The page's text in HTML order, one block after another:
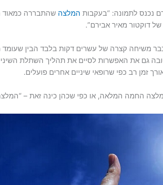
נכנס לתמונה: “בעקבות המלצה שהתבררה כמאוד
דוקטור מאיר אבירם”.
משיחה קצרה של עשרים דקות בלבד הבין שעומד
גם את האפשרות לסיים את תהליך השתלת
זמן רב כפי שרופאי שיניים אחרים פועלים.
החמה המלאה, או כפי שכהן כינה זאת –